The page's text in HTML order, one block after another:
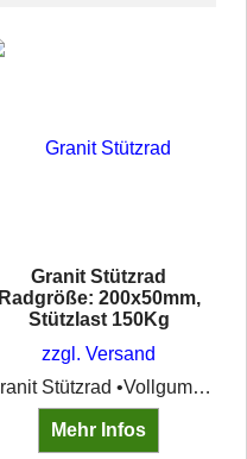
Granit Stützrad
Radgröße: 200x50mm,
Stützlast 150Kg
zzgl. Versand
Granit Stützrad •Vollgummirad mit Stahlfelge •Kurbel mit Gleitlager •Durchmesser Rohr Ø 48 mm •Radgröße 200x50mm •Spindelhub 220 mm •Stützlast 150Kg •verzinkt
Mehr Infos